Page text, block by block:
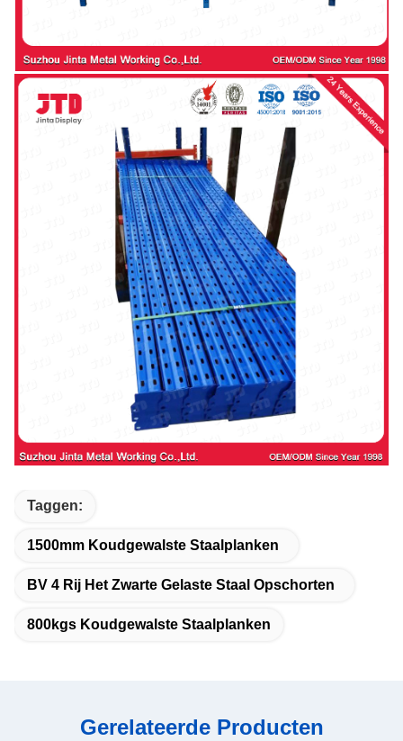
Taggen:
1500mm Koudgewalste Staalplanken
BV 4 Rij Het Zwarte Gelaste Staal Opschorten
800kgs Koudgewalste Staalplanken
Gerelateerde Producten